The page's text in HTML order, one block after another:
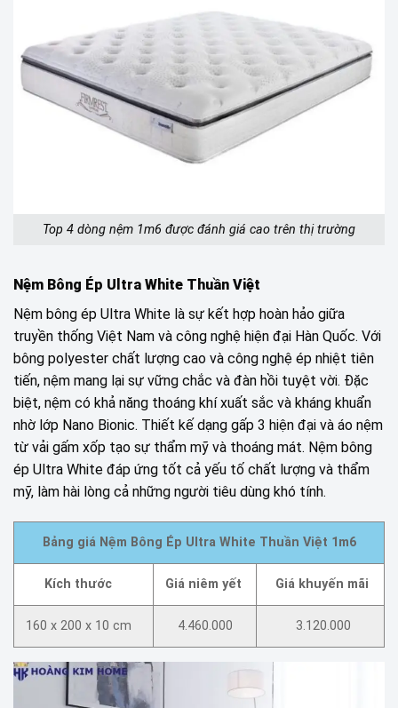
Top 4 dòng nệm 1m6 được đánh giá cao trên thị trường
Nệm Bông Ép Ultra White Thuần Việt
Nệm bông ép Ultra White là sự kết hợp hoàn hảo giữa
truyền thống Việt Nam và công nghệ hiện đại Hàn Quốc. Với
bông polyester chất lượng cao và công nghệ ép nhiệt tiên
tiến, nệm mang lại sự vững chắc và đàn hồi tuyệt vời. Đặc
biệt, nệm có khả năng thoáng khí xuất sắc và kháng khuẩn
nhờ lớp Nano Bionic. Thiết kế dạng gấp 3 hiện đại và áo nệm
từ vải gấm xốp tạo sự thẩm mỹ và thoáng mát. Nệm bông
ép Ultra White đáp ứng tốt cả yếu tố chất lượng và thẩm
mỹ, làm hài lòng cả những người tiêu dùng khó tính.
Bảng giá Nệm Bông Ép Ultra White Thuần Việt 1m6
Kích thước Giá niêm yết Giá khuyến mãi
160 x 200 x 10 cm 4.460.000 3.120.000